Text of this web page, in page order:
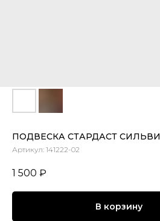
ПОДВЕСКА СТАРДАСТ СИЛЬВИ
Артикул: 141222-02
1 500 ₽
В корзину